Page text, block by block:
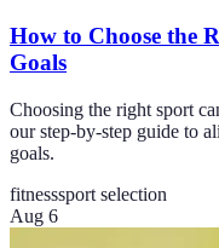
How to Choose the
Goals
Choosing the right sport
our step-by-step guide to
goals.
fitnesssport selection
Aug 6